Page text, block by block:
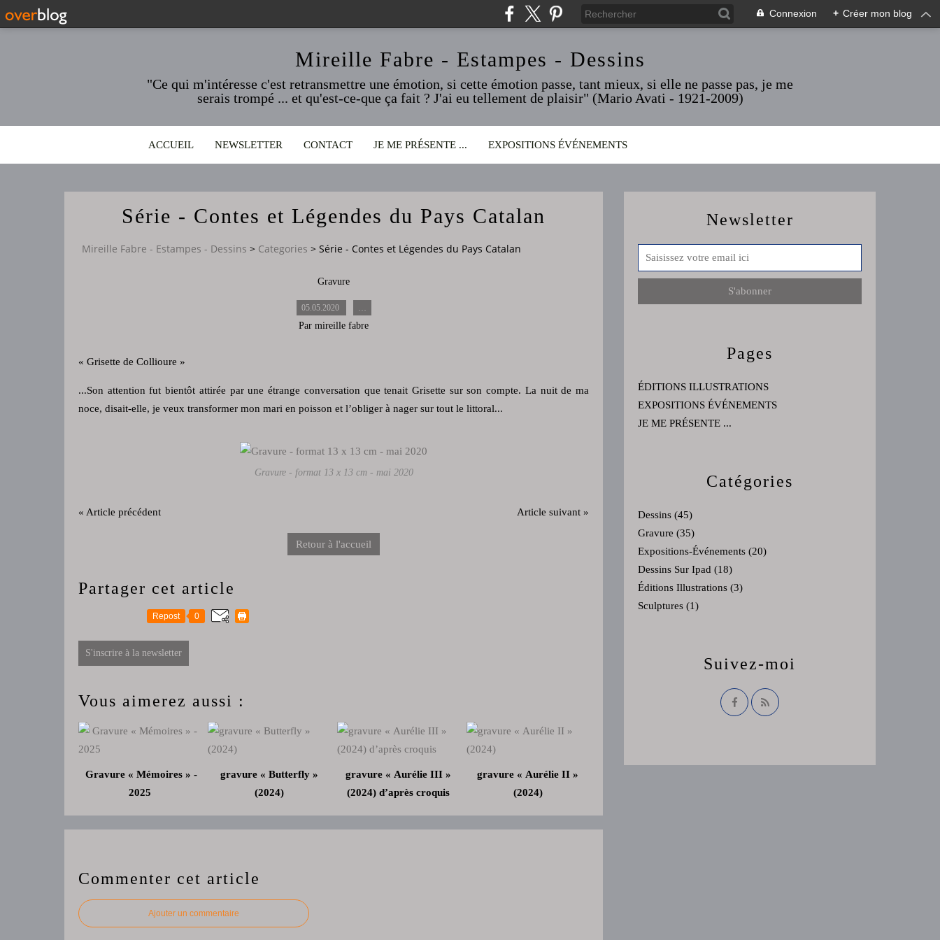
Connexion + Créer mon blog
Mireille Fabre - Estampes - Dessins
"Ce qui m'intéresse c'est retransmettre une émotion, si cette émotion passe, tant mieux, si elle ne passe pas, je me
serais trompé ... et qu'est-ce-que ça fait ? J'ai eu tellement de plaisir" (Mario Avati - 1921-2009)
ACCUEIL NEWSLETTER CONTACT JE ME PRÉSENTE ... EXPOSITIONS ÉVÉNEMENTS
Série - Contes et Légendes du Pays Catalan
Mireille Fabre - Estampes - Dessins > Categories > Série - Contes et Légendes du Pays Catalan
Gravure
05.05.2020
Par mireille fabre
« Grisette de Collioure »
...Son attention fut bientôt attirée par une étrange conversation que tenait Grisette sur son compte. La nuit de ma
noce, disait-elle, je veux transformer mon mari en poisson et l’obliger à nager sur tout le littoral...
Gravure - format 13 x 13 cm - mai 2020
« Article précédent Article suivant »
Retour à l'accueil
Partager cet article
Repost 0
S'inscrire à la newsletter
Vous aimerez aussi :
Gravure « Mémoires » -
2025
gravure « Butterfly »
(2024)
gravure « Aurélie III »
(2024) d’après croquis
gravure « Aurélie II »
(2024)
Commenter cet article
Ajouter un commentaire
Newsletter
Catégories
Dessins (45)
Gravure (35)
Expositions-Événements (20)
Dessins Sur Ipad (18)
Éditions Illustrations (3)
Sculptures (1)
Pages
ÉDITIONS ILLUSTRATIONS
EXPOSITIONS ÉVÉNEMENTS
JE ME PRÉSENTE ...
Suivez-moi